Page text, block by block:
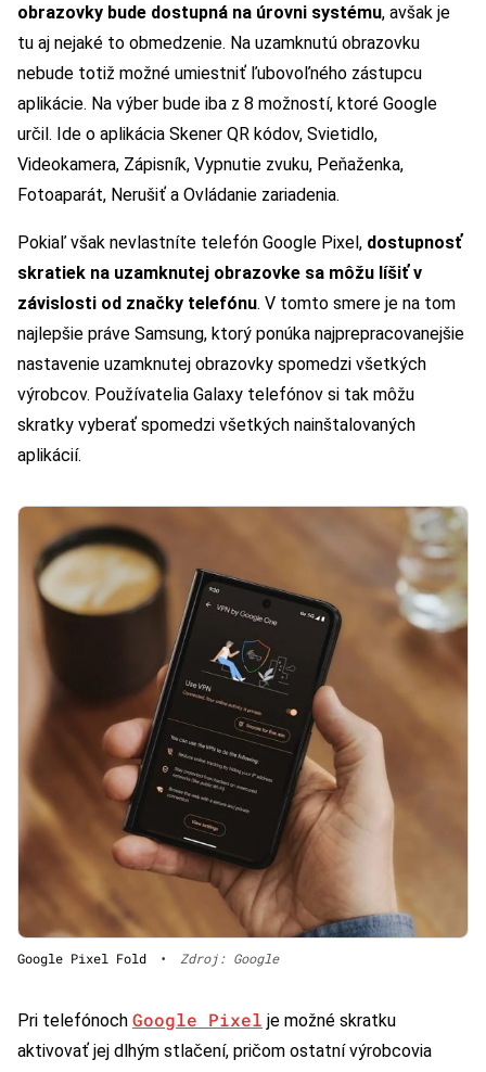
obrazovky bude dostupná na úrovni systému, avšak je
tu aj nejaké to obmedzenie. Na uzamknutú obrazovku
nebude totiž možné umiestniť ľubovoľného zástupcu
aplikácie. Na výber bude iba z 8 možností, ktoré Google
určil. Ide o aplikácia Skener QR kódov, Svietidlo,
Videokamera, Zápisník, Vypnutie zvuku, Peňaženka,
Fotoaparát, Nerušiť a Ovládanie zariadenia.
Pokiaľ však nevlastníte telefón Google Pixel, dostupnosť
skratiek na uzamknutej obrazovke sa môžu líšiť v
závislosti od značky telefónu. V tomto smere je na tom
najlepšie práve Samsung, ktorý ponúka najprepracovanejšie
nastavenie uzamknutej obrazovky spomedzi všetkých
výrobcov. Používatelia Galaxy telefónov si tak môžu
skratky vyberať spomedzi všetkých nainštalovaných
aplikácií.
Google Pixel Fold • Zdroj: Google
Pri telefónoch Google Pixel je možné skratku
aktivovať jej dlhým stlačení, pričom ostatní výrobcovia